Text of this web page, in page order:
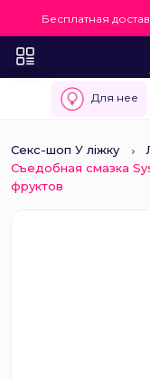
Бесплатная
Для нее
Секс-шоп У ліжку
Съедобная смазка
фруктов